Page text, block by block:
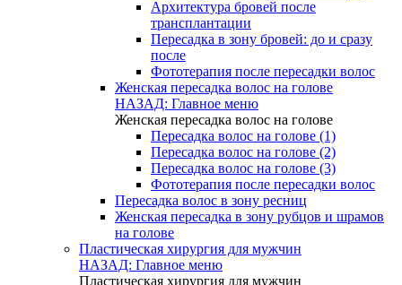
Архитектура бровей после
трансплантации
Пересадка в зону бровей: до и сразу
после
Фототерапия после пересадки волос
Женская пересадка волос на голове
НАЗАД: Главное меню
Женская пересадка волос на голове
Пересадка волос на голове (1)
Пересадка волос на голове (2)
Пересадка волос на голове (3)
Фототерапия после пересадки волос
Пересадка волос в зону ресниц
Женская пересадка в зону рубцов и шрамов
на голове
Пластическая хирургия для мужчин
НАЗАД: Главное меню
Пластическая хирургия для мужчин